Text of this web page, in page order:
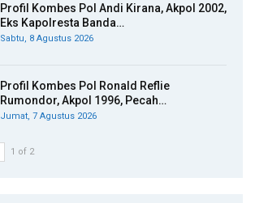
Profil Kombes Pol Andi Kirana, Akpol 2002,
Eks Kapolresta Banda…
Sabtu, 8 Agustus 2026
Profil Kombes Pol Ronald Reflie
Rumondor, Akpol 1996, Pecah…
Jumat, 7 Agustus 2026
1 of 2